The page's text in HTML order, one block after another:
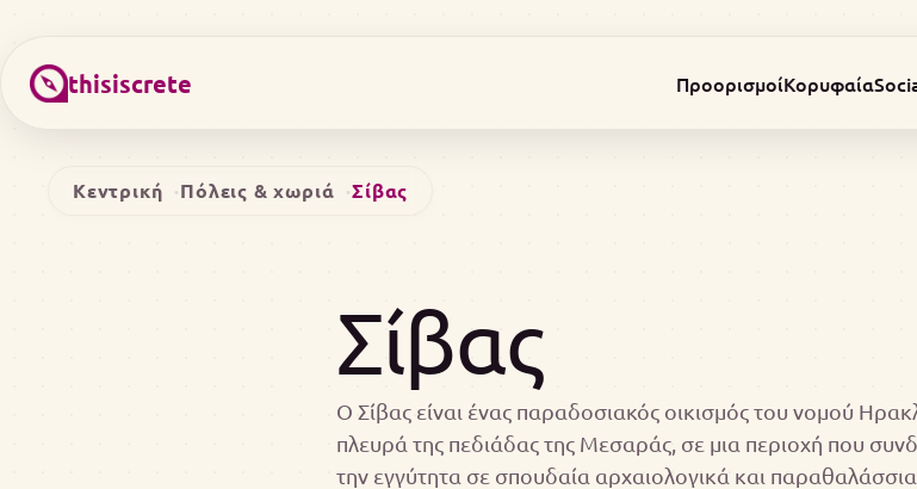
thisiscrete ΠροορισμοίΚορυφαία
Κεντρική Πόλεις & χωριά Σίβας
Σίβας
Ο Σίβας είναι ένας παραδοσιακός οικισμός του νομού
πλευρά της πεδιάδας της Μεσαράς, σε μια περιοχή που
την εγγύτητα σε σπουδαία αρχαιολογικά και